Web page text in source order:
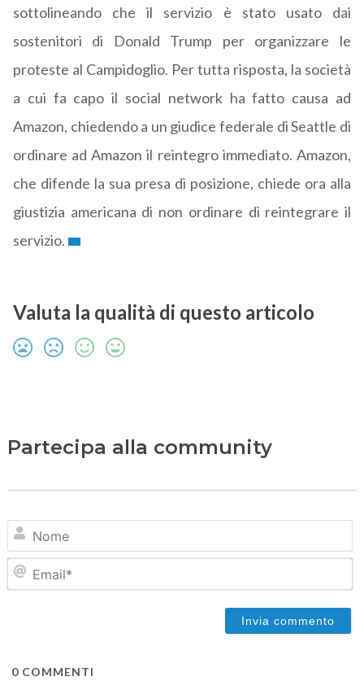
sottolineando che il servizio è stato usato dai
sostenitori di Donald Trump per organizzare le
proteste al Campidoglio. Per tutta risposta, la società
a cui fa capo il social network ha fatto causa ad
Amazon, chiedendo a un giudice federale di Seattle di
ordinare ad Amazon il reintegro immediato. Amazon,
che difende la sua presa di posizione, chiede ora alla
giustizia americana di non ordinare di reintegrare il
servizio.
Valuta la qualità di questo articolo
Partecipa alla community
0COMMENTI